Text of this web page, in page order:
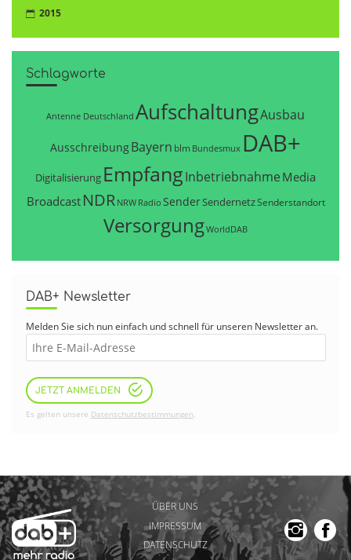
2015
Schlagworte
Antenne Deutschland AufschaltungAusbau
AusschreibungBayern blm Bundesmux DAB+
Digitalisierung EmpfangInbetriebnahme Media
Broadcast NDR NRW Radio SenderSendernetzSenderstandort
VersorgungWorldDAB
DAB+ Newsletter
Melden Sie sich nun einfach und schnell für unseren Newsletter an.
JETZT ANMELDEN
Es gelten unsere Datenschutzbestimmungen
ÜBER UNS
IMPRESSUM
DATENSCHUTZ